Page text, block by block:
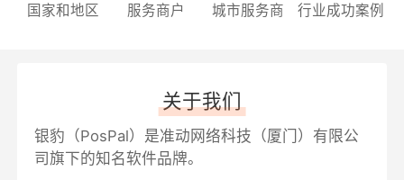
国家和地区 服务商户 城市服务商 行业成功案例
关于我们
银豹（PosPal）是准动网络科技（厦门）有限公
司旗下的知名软件品牌。